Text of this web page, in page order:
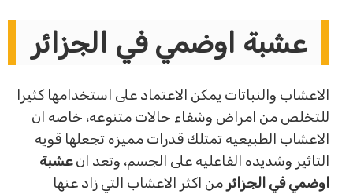
عشبة اوضمي في الجزائر
الاعشاب والنباتات يمكن الاعتماد على استخدامها كثيرا
للتخلص من امراض وشفاء حالات متنوعه، خاصه ان
الاعشاب الطبيعيه تمتلك قدرات مميزه تجعلها قويه
التاثير وشديده الفاعليه على الجسم، وتعد ان عشبة
اوضمي في الجزائرمن اكثر الاعشاب التي زاد عنها